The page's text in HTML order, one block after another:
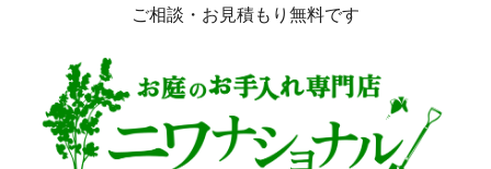
ご相談・お見積もり無料です